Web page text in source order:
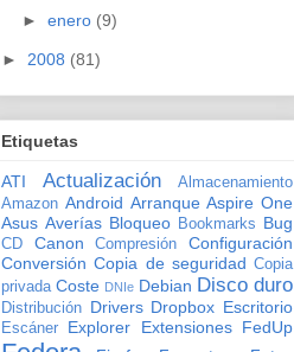
► enero (9)
► 2008 (81)
Etiquetas
ATI Actualización
Almacenamiento
Amazon Android Arranque Aspire One
Asus Averías Bloqueo Bookmarks Bug
CD Canon Compresión
Configuración
Conversión Copia de seguridad Copia
privada Coste DNIe Debian Disco duro
Distribución Drivers Dropbox Escritorio
Escáner Explorer Extensiones FedUp